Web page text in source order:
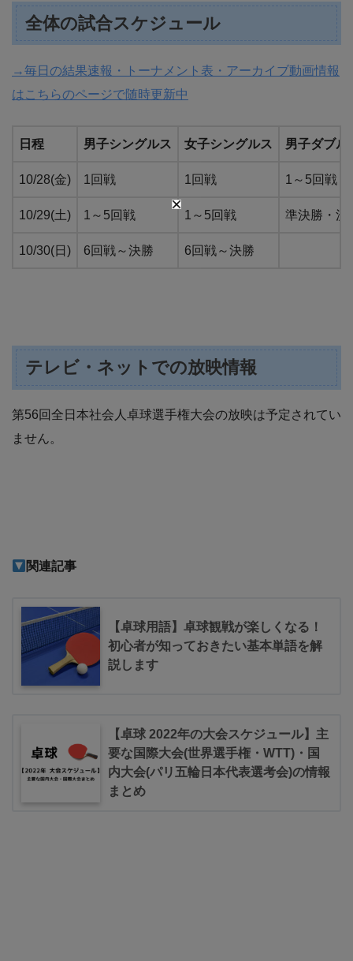
全体の試合スケジュール
→毎日の結果速報・トーナメント表・アーカイブ動画情報
はこちらのページで随時更新中
日程 男子シングルス 女子シングルス 男子ダブル
10/28(金) 1回戦 1回戦 1～5回戦
10/29(土) 1～5回戦 1～5回戦 準決勝・決
10/30(日) 6回戦～決勝 6回戦～決勝
テレビ・ネットでの放映情報
第56回全日本社会人卓球選手権大会の放映は予定されてい
ません。
関連記事
【卓球用語】卓球観戦が楽しくなる！
初心者が知っておきたい基本単語を解
説します
【卓球 2022年の大会スケジュール】主
要な国際大会(世界選手権・WTT)・国
内大会(パリ五輪日本代表選考会)の情報
まとめ